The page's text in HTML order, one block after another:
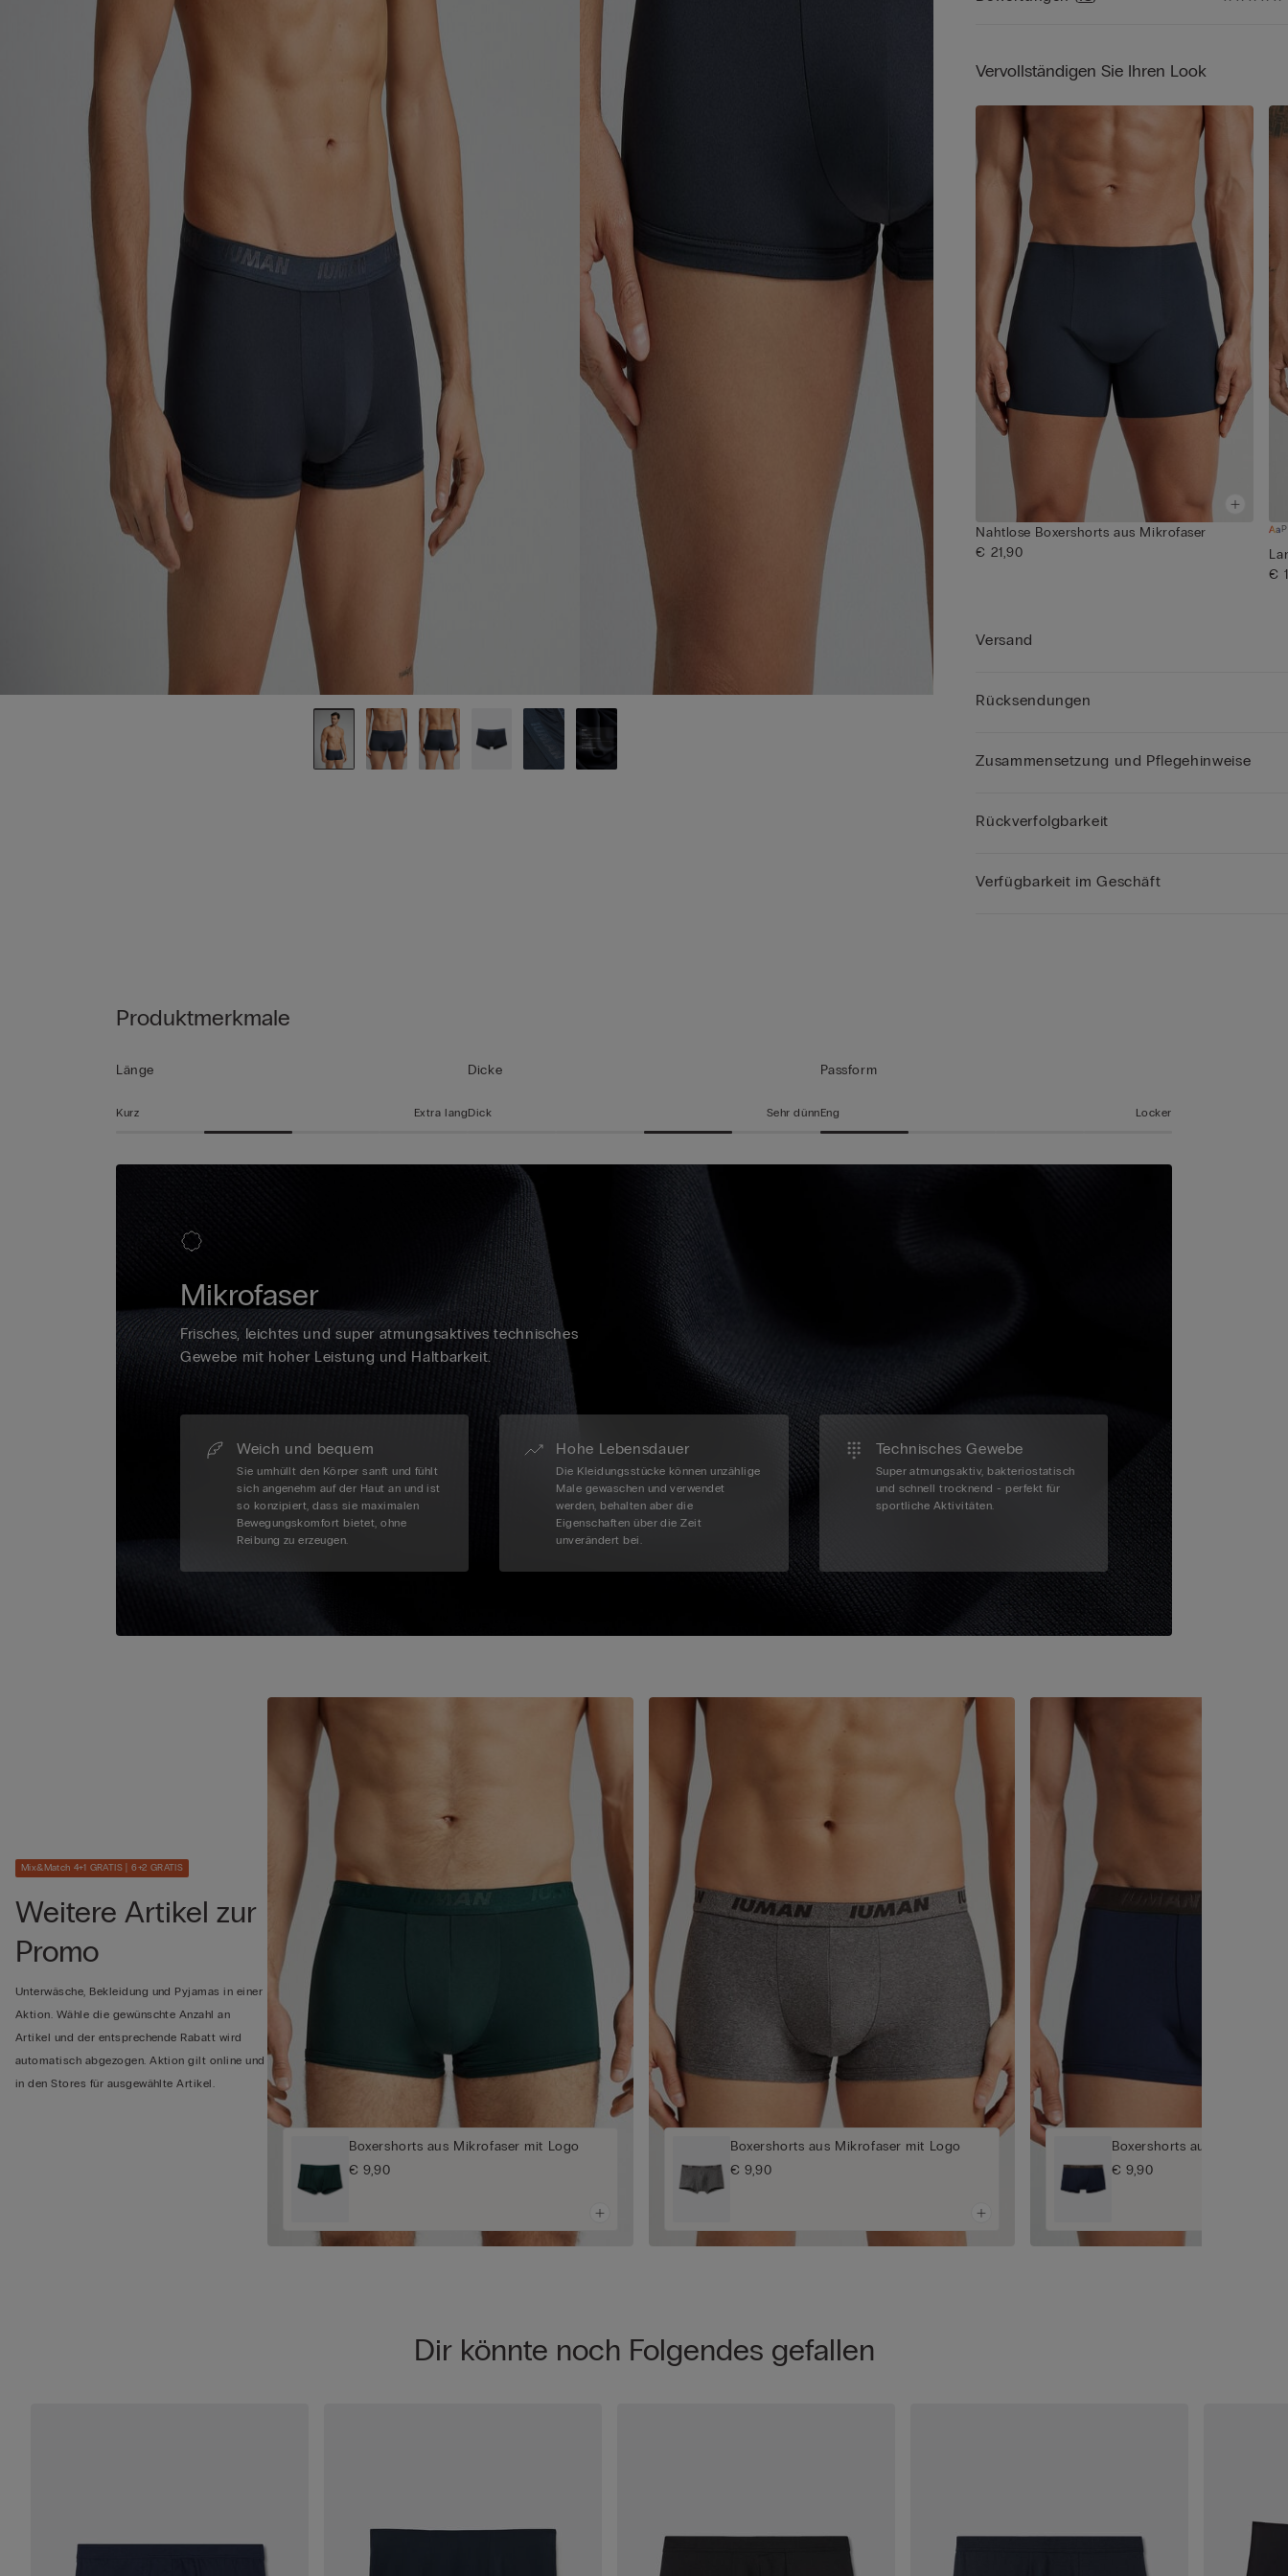
passt sich perfekt den Körperbewegungen an.
Vervollständigen Sie Ihren Look
Nahtlose Boxershorts aus Mikrofaser
€ 21,90
€
Versand
Rücksendungen
Zusammensetzung und Pflegehinweise
Rückverfolgbarkeit
Verfügbarkeit im Geschäft
Produktmerkmale
Länge
Kurz Extra lang
Dicke
Dick Sehr dünn
Passform
Eng Locker
Mikrofaser
Frisches, leichtes und super atmungsaktives technisches
Gewebe mit hoher Leistung und Haltbarkeit.
Weich und bequem
Sie umhüllt den Körper sanft und fühlt
sich angenehm auf der Haut an und ist
so konzipiert, dass sie maximalen
Bewegungskomfort bietet, ohne
Reibung zu erzeugen.
Hohe Lebensdauer
Die Kleidungsstücke können unzählige
Male gewaschen und verwendet
werden, behalten aber die
Eigenschaften über die Zeit
unverändert bei.
Technisches Gewebe
Super atmungsaktiv, bakteriostatisch
und schnell trocknend - perfekt für
sportliche Aktivitäten.
Mix&Match 4+1 GRATIS | 6+2 GRATIS
Weitere Artikel zur
Promo
Unterwäsche, Bekleidung und Pyjamas in einer
Aktion. Wähle die gewünschte Anzahl an
Artikel und der entsprechende Rabatt wird
automatisch abgezogen. Aktion gilt online und
in den Stores für ausgewählte Artikel.
Boxershorts aus Mikrofaser mit Logo
€ 9,90
Boxershorts aus Mikrofaser mit Logo
€ 9,90
Boxershorts aus
€ 9,90
Dir könnte noch Folgendes gefallen